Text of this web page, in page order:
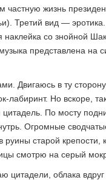
частную жизнь
Третий вид —
наклейка со знойной
представлена на
Двигаюсь в ту
лабиринт. Но вскоре,
цитадель. По мосту
Огромные
руины старой
смотрю на серый
цитадели, облака